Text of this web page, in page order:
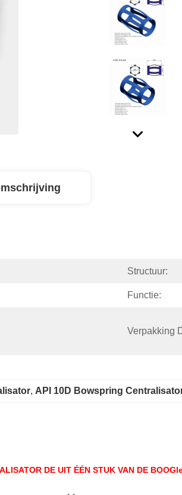
Structuur:
Functie:
Verpakking
, API 10D Bowspring
DE UIT ÉÉN STUK VAN DE